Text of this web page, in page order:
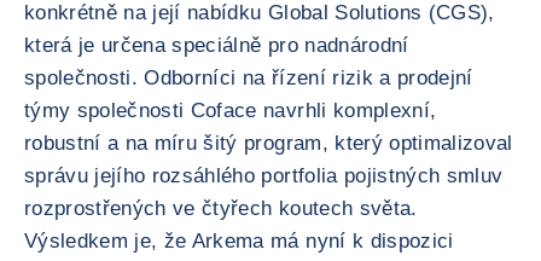
konkrétně na její nabídku Global Solutions (CGS),
která je určena speciálně pro nadnárodní
společnosti. Odborníci na řízení rizik a prodejní
týmy společnosti Coface navrhli komplexní,
robustní a na míru šitý program, který optimalizoval
správu jejího rozsáhlého portfolia pojistných smluv
rozprostřených ve čtyřech koutech světa.
Výsledkem je, že Arkema má nyní k dispozici